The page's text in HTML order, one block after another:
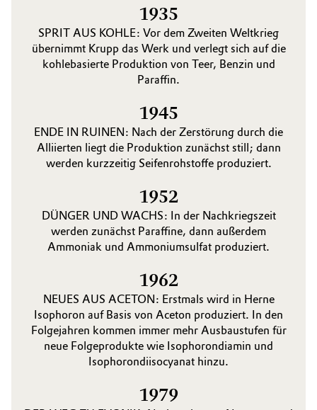
1935
SPRIT AUS KOHLE: Vor dem Zweiten Weltkrieg
übernimmt Krupp das Werk und verlegt sich auf die
kohlebasierte Produktion von Teer, Benzin und
Paraffin.
1945
ENDE IN RUINEN: Nach der Zerstörung durch die
Alliierten liegt die Produktion zunächst still; dann
werden kurzzeitig Seifen­rohstoffe produziert.
1952
DÜNGER UND WACHS: In der Nachkriegszeit
werden zunächst Paraffine, dann außerdem
Ammoniak und Ammoniumsulfat produziert.
1962
NEUES AUS ACETON: Erstmals wird in Herne
Isophoron auf Basis von Aceton produziert. In den
Folgejahren kommen immer mehr Ausbaustufen für
neue Folgeprodukte wie Isophorondiamin und
Isophorondiisocyanat hinzu.
1979